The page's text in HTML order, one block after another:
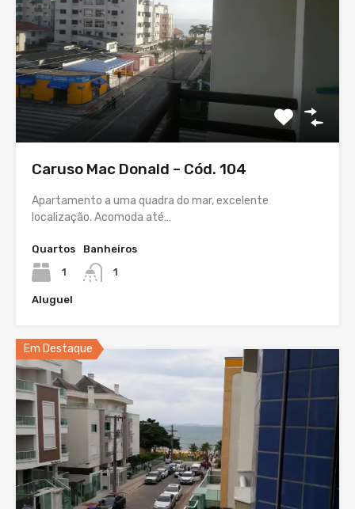
Caruso Mac Donald – Cód. 104
Apartamento a uma quadra do mar, excelente
localização. Acomoda até…
Quartos
1
Banheiros
1
Aluguel
Em Destaque